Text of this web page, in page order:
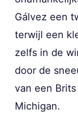
Gálvez een
terwijl een
zelfs in de
door de
van een
Michigan.